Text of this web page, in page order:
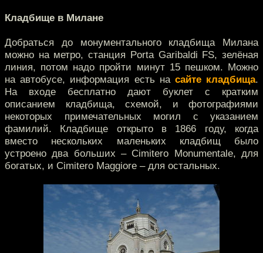
Кладбище в Милане
Добраться до монументального кладбища Милана
можно на метро, станция Porta Garibaldi FS, зелёная
линия, потом надо пройти минут 15 пешком. Можно
на автобусе, информация есть на сайте кладбища.
На входе бесплатно дают буклет с кратким
описанием кладбища, схемой, и фотографиями
некоторых примечательных могил с указанием
фамилий. Кладбище открыто в 1866 году, когда
вместо нескольких маленьких кладбищ было
устроено два больших – Cimitero Monumentale, для
богатых, и Cimitero Maggiore – для остальных.